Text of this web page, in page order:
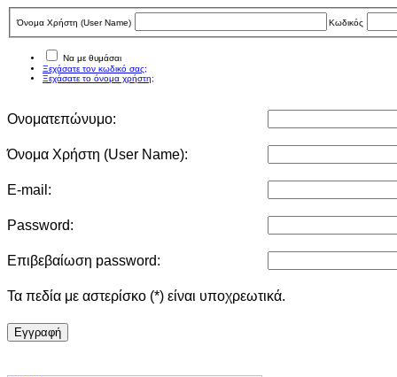
Όνομα Χρήστη (User Νame) Κωδικός
Να με θυμάσαι
Ξεχάσατε τον κωδικό σας;
Ξεχάσατε το όνομα χρήστη;
Ονοματεπώνυμο:
Όνομα Χρήστη (User Νame):
E-mail:
Password:
Επιβεβαίωση password:
Τα πεδία με αστερίσκο (*) είναι υποχρεωτικά.
Eγγραφή